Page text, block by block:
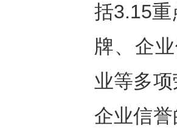
括3.15重
牌、企
业等多
企业信